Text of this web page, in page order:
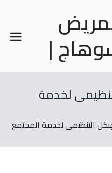
|
لخدمة
التنظيمى لخدمة المجتمع